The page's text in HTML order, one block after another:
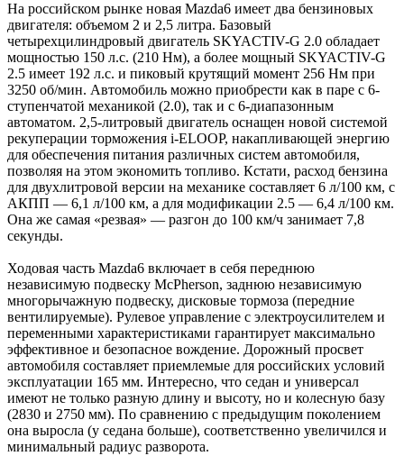
На российском рынке новая Mazda6 имеет два бензиновых
двигателя: объемом 2 и 2,5 литра. Базовый
четырехцилиндровый двигатель SKYACTIV-G 2.0 обладает
мощностью 150 л.с. (210 Нм), а более мощный SKYACTIV-G
2.5 имеет 192 л.с. и пиковый крутящий момент 256 Нм при
3250 об/мин. Автомобиль можно приобрести как в паре с 6-
ступенчатой механикой (2.0), так и с 6-диапазонным
автоматом. 2,5-литровый двигатель оснащен новой системой
рекуперации торможения i-ELOOP, накапливающей энергию
для обеспечения питания различных систем автомобиля,
позволяя на этом экономить топливо. Кстати, расход бензина
для двухлитровой версии на механике составляет 6 л/100 км, с
АКПП — 6,1 л/100 км, а для модификации 2.5 — 6,4 л/100 км.
Она же самая «резвая» — разгон до 100 км/ч занимает 7,8
секунды.
Ходовая часть Mazda6 включает в себя переднюю
независимую подвеску McPherson, заднюю независимую
многорычажную подвеску, дисковые тормоза (передние
вентилируемые). Рулевое управление с электроусилителем и
переменными характеристиками гарантирует максимально
эффективное и безопасное вождение. Дорожный просвет
автомобиля составляет приемлемые для российских условий
эксплуатации 165 мм. Интересно, что седан и универсал
имеют не только разную длину и высоту, но и колесную базу
(2830 и 2750 мм). По сравнению с предыдущим поколением
она выросла (у седана больше), соответственно увеличился и
минимальный радиус разворота.